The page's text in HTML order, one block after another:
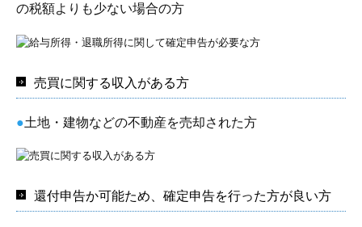
の税額よりも少ない場合の方
売買に関する収入がある方
●土地・建物などの不動産を売却された方
還付申告か可能ため、確定申告を行った方が良い方